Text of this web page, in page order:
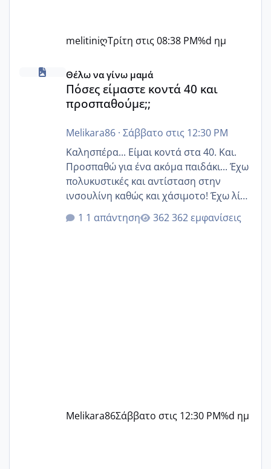
melitiniღΤρίτη στις 08:38 PM%d ημ
Πόσες είμαστε κοντά 40 και προσπαθούμε;;
Θέλω να γίνω μαμά
Πόσες είμαστε κοντά 40 και
προσπαθούμε;;
Melikara86· Σάββατο στις 12:30 PM
Καλησπέρα... Είμαι κοντά στα 40. Και.
Προσπαθώ για ένα ακόμα παιδάκι... Έχω
πολυκυστικές και αντίσταση στην
ινσουλίνη καθώς και χάσιμοτο! Έχω λίγα
κιλά παραπάνω και όσο κ αν προσπαθώ
δεν χάνω εύκολα! Προσπαθώ για ακόμη
1 απάντηση 362 εμφανίσεις
Melikara86Σάββατο στις 12:30 PM%d ημ